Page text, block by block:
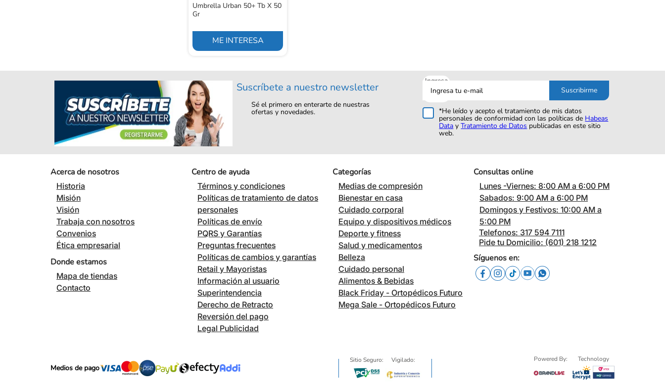
Umbrella Urban 50+ Tb X 50
Gr
ME INTERESA
Suscríbete a nuestro newsletter
Sé el primero en enterarte de nuestras
ofertas y novedades.
Ingresa
tu
correo
Suscribirme
*He leído y acepto el tratamiento de mis datos
personales de conformidad con las políticas de Habeas
Data yTratamiento de Datos publicadas en este sitio
web.
Acerca de nosotros
Historia
Misión
Visión
Trabaja con nosotros
Convenios
Ética empresarial
Donde estamos
Mapa de tiendas
Contacto
Centro de ayuda
Términos y condiciones
Políticas de tratamiento de datos
personales
Políticas de envío
PQRS y Garantías
Preguntas frecuentes
Políticas de cambios y garantías
Retail y Mayoristas
Información al usuario
Superintendencia
Derecho de Retracto
Reversión del pago
Legal Publicidad
Categorías
Medias de compresión
Bienestar en casa
Cuidado corporal
Equipo y dispositivos médicos
Deporte y fitness
Salud y medicamentos
Belleza
Cuidado personal
Alimentos & Bebidas
Black Friday - Ortopédicos Futuro
Mega Sale - Ortopédicos Futuro
Consultas online
Lunes -Viernes: 8:00 AM a 6:00 PM
Sabados: 9:00 AM a 6:00 PM
Domingos y Festivos: 10:00 AM a
5:00 PM
Telefonos: 317 594 7111
Pide tu Domicilio: (601) 218 1212
Síguenos en:
Medios de pago
Sitio Seguro: Vigilado: Powered By: Technology